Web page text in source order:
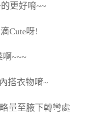
更好唷~~
Cute呀!
啊~~~
搭衣物唷~
量至腋下轉彎處